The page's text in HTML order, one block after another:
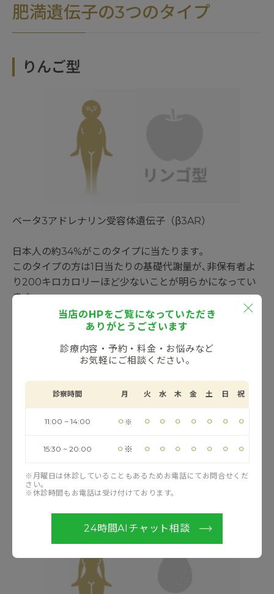
肥満遺伝子の3つのタイプ
りんご型
ベータ3アドレナリン受容体遺伝子（β3AR）
日本人の約34%がこのタイプに当たります｡
このタイプの方は1日当たりの基礎代謝量が､非保有者よ
り200キロカロリーほど少ないことが明らかになってい
ます｡
体型的には､お腹回りが｢ぽっこり｣と出っ張っているのが
特徴で､糖分を分解するインスリンの分泌力が低い傾向に
の摂取を控える必要があります｡
糖尿病･高脂血症･脂肪肝など
洋なし型
当店のHPをご覧になっていただき
ありがとうございます
診療内容・予約・料金・お悩みなど
お気軽にご相談ください。
診察時間 月 火 水 木 金 土 日 祝
11:00 ~ 14:00 ⚪︎ ※ ⚪︎ ⚪︎ ⚪︎ ⚪︎ ⚪︎ ⚪︎ ⚪︎
15:30 ~ 20:00 ⚪︎ ※ ⚪︎ ⚪︎ ⚪︎ ⚪︎ ⚪︎ ⚪︎ ⚪︎
※月曜日は休診していることもあるためお電話にてお問合せくだ
さい。
※休診時間もお電話は受け付けております。
24時間AIチャット相談